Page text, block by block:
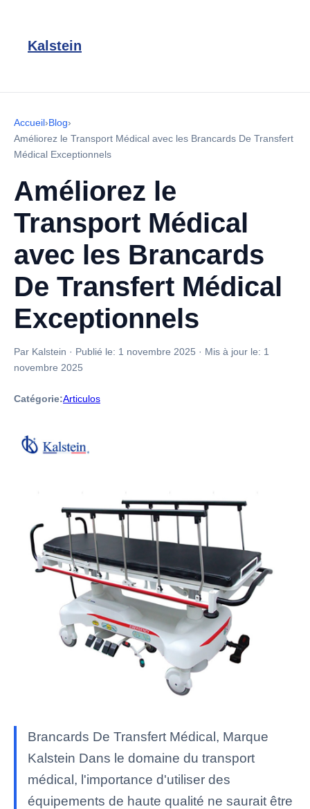
Kalstein
Accueil›Blog›
Améliorez le Transport Médical avec les Brancards De Transfert
Médical Exceptionnels
Améliorez le
Transport Médical
avec les Brancards
De Transfert Médical
Exceptionnels
Par Kalstein · Publié le: 1 novembre 2025 · Mis à jour le: 1
novembre 2025
Catégorie:Articulos
Brancards De Transfert Médical, Marque
Kalstein Dans le domaine du transport
médical, l'importance d'utiliser des
équipements de haute qualité ne saurait être